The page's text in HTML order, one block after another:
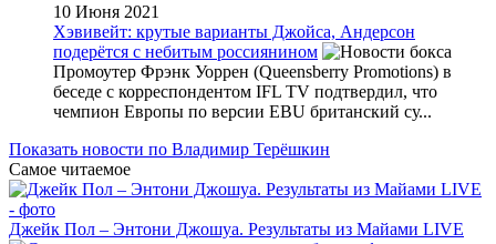
10 Июня 2021
Хэвивейт: крутые варианты Джойса, Андерсон
подерётся с небитым россиянином
Промоутер Фрэнк Уоррен (Queensberry Promotions) в
беседе с корреспондентом IFL TV подтвердил, что
чемпион Европы по версии EBU британский су...
Показать новости по Владимир Терёшкин
Самое читаемое
Джейк Пол – Энтони Джошуа. Результаты из Майами LIVE